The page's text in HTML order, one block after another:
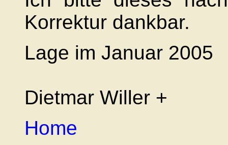
Korrektur dankbar.
Lage im Januar 2005
Dietmar Willer +
Home